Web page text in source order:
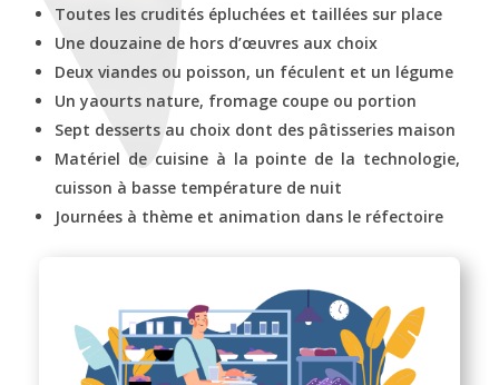
Toutes les crudités épluchées et taillées sur place
Une douzaine de hors d’œuvres aux choix
Deux viandes ou poisson, un féculent et un légume
Un yaourts nature, fromage coupe ou portion
Sept desserts au choix dont des pâtisseries maison
Matériel de cuisine à la pointe de la technologie,
cuisson à basse température de nuit
Journées à thème et animation dans le réfectoire